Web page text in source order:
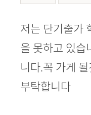
본문
저는 단기출가
을 못하고 있습
니다.꼭 가게
부탁합니다